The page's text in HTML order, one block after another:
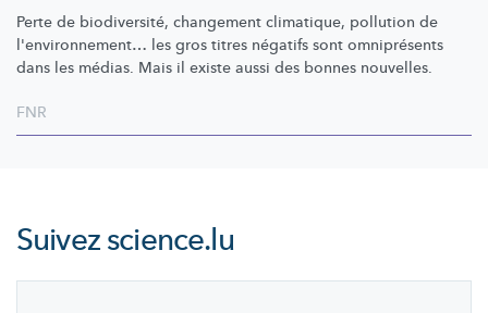
Perte de biodiversité, changement climatique, pollution de
l'environnement… les gros titres négatifs sont omniprésents
dans les médias. Mais il existe aussi des bonnes nouvelles.
FNR
Suivezscience.lu